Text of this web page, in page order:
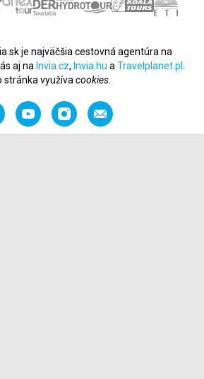
je najväčšia cestovná agentúra na
aj na Invia.cz, Invia.hu a Travelplanet.pl
stránka využíva cookies.
YouTubeInstagramOdporučiť